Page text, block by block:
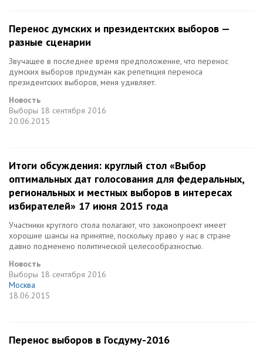
Перенос думских и президентских выборов —
разные сценарии
Звучащее в последнее время предположение, что перенос
думских выборов придуман как репетиция переноса
президентских выборов, меня удивляет.
Новость
Выборы 18 сентября 2016
20.06.2015
Итоги обсуждения: круглый стол «Выбор
оптимальных дат голосования для федеральных,
региональных и местных выборов в интересах
избирателей» 17 июня 2015 года
Участники круглого стола полагают, что законопроект имеет
хорошие шансы на принятие, поскольку право у нас в стране
давно подменено политической целесообразностью.
Новость
Выборы 18 сентября 2016
Москва
18.06.2015
Перенос выборов в Госдуму-2016